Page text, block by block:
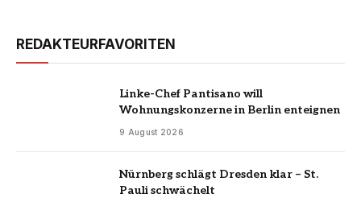
REDAKTEURFAVORITEN
Linke-Chef Pantisano will
Wohnungskonzerne in Berlin enteignen
9 August 2026
Nürnberg schlägt Dresden klar – St.
Pauli schwächelt